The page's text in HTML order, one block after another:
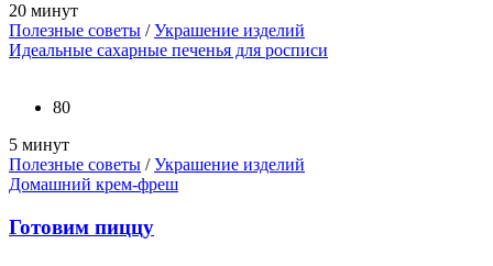
20 минут
Полезные советы /Украшение изделий
Идеальные сахарные печенья для росписи
80
5 минут
Полезные советы /Украшение изделий
Домашний крем-фреш
Готовим пиццу